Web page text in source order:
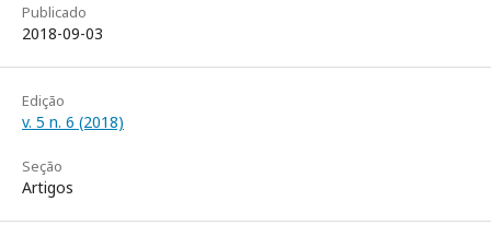
Publicado
2018-09-03
Edição
v. 5 n. 6 (2018)
Seção
Artigos